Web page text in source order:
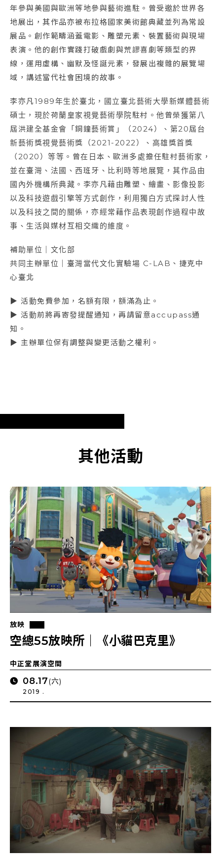
年參與美國與歐洲等地參與藝術進駐。曾受邀於世界各
地展出，其作品亦被布拉格國家美術館典藏並列為常設
展品。創作範疇涵蓋電影、雕塑元素、裝置藝術與現場
表演。他的創作實踐打破戲劇與荒謬喜劇等類型的界
線，運用虛構、幽默及怪誕元素，發展出複雜的展覽場
域，講述當代社會困境的故事。
李亦凡1989年生於臺北，國立臺北藝術大學新媒體藝術
碩士，現於荷蘭皇家視覺藝術學院駐村。他曾榮獲第八
屆洪建全基金會「銅鐘藝術賞」（2024）、第20屆台
新藝術獎視覺藝術獎（2021-2022）、高雄獎首獎
（2020）等等。曾在日本、歐洲多處擔任駐村藝術家，
並在臺灣、法國、西班牙、比利時等地展覽，其作品由
國內外機構所典藏。李亦凡藉由雕塑、繪畫、影像投影
以及科技遊戲引擎等方式創作，利用獨白方式探討人性
以及科技之間的關係，亦經常藉作品表現創作過程中故
事、生活與媒材互相交織的維度。
補助單位｜文化部
共同主辦單位｜臺灣當代文化實驗場 C-LAB、捷克中
心臺北
▶ 活動免費參加，名額有限，額滿為止。
▶ 活動前將再寄發提醒通知，再請留意accupass通
知。
▶ 主辦單位保有調整與變更活動之權利。
其他活動
放映
空總55放映所｜《小貓巴克里》
中正堂展演空間
08.17(六)
2019 .